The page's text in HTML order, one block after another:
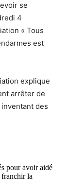
se
4
« Tous
est
explique
arrêter de
des
pour avoir aidé
la